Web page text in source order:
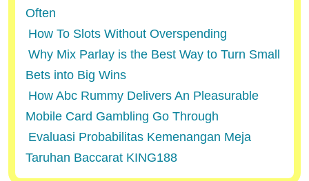
Often
How To Slots Without Overspending
Why Mix Parlay is the Best Way to Turn Small
Bets into Big Wins
How Abc Rummy Delivers An Pleasurable
Mobile Card Gambling Go Through
Evaluasi Probabilitas Kemenangan Meja
Taruhan Baccarat KING188